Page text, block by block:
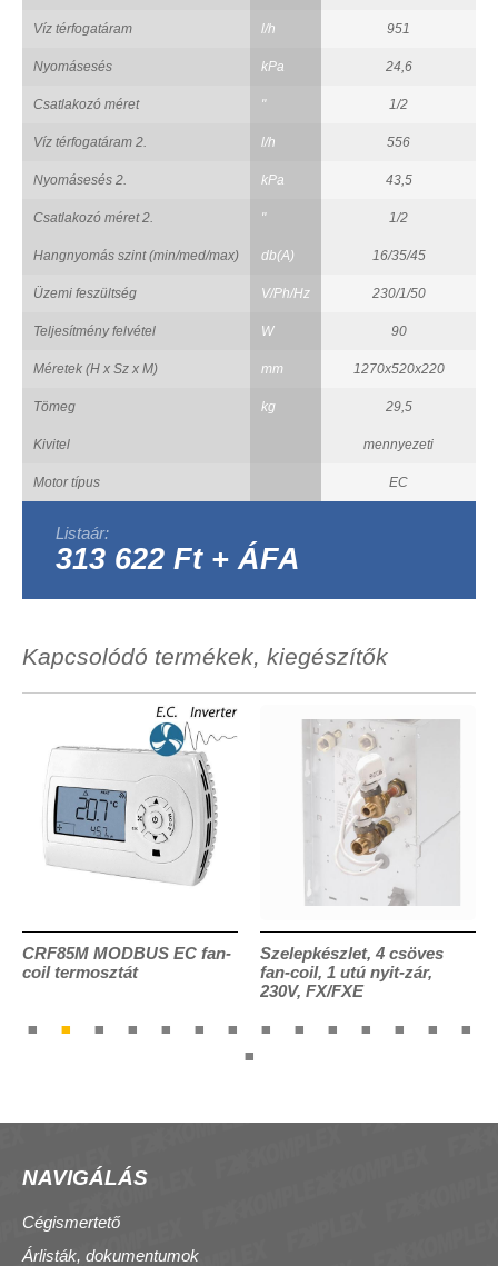
Víz térfogatáram l/h 951
Nyomásesés kPa 24,6
Csatlakozó méret " 1/2
Víz térfogatáram 2. l/h 556
Nyomásesés 2. kPa 43,5
Csatlakozó méret 2. " 1/2
Hangnyomás szint (min/med/max) db(A) 16/35/45
Üzemi feszültség V/Ph/Hz 230/1/50
Teljesítmény felvétel W 90
Méretek (H x Sz x M) mm 1270x520x220
Tömeg kg 29,5
Kivitel mennyezeti
Motor típus EC
Listaár:
313 622 Ft + ÁFA
Kapcsolódó termékek, kiegészítők
CRF85M MODBUS EC fan-
coil termosztát
Szelepkészlet, 4 csöves
fan-coil, 1 utú nyit-zár,
230V, FX/FXE
NAVIGÁLÁS
Cégismertető
Árlisták, dokumentumok